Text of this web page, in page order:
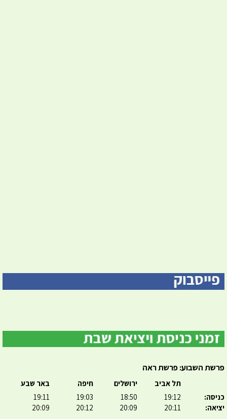
פרשת השבוע: פרשת ראה
כניסה:
יציאה:
תל אביב
19:12
20:11
ירושלים
18:50
20:09
חיפה
19:03
20:12
באר שבע
19:11
20:09